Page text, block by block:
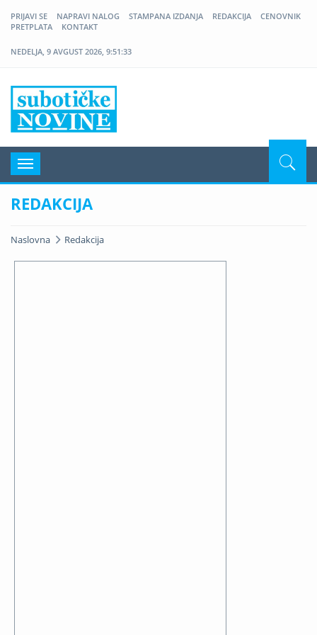
PRIJAVI SE NAPRAVI NALOG STAMPANA IZDANJA REDAKCIJA
CENOVNIK
PRETPLATA
KONTAKT
NEDELJA, 9 AVGUST 2026, 9:51:33
Navigacija
REDAKCIJA
Naslovna Redakcija